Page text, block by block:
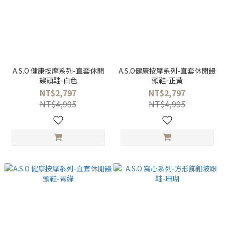
A.S.O 健康按摩系列-直套休閒
饅頭鞋-白色
NT$2,797
NT$4,995
A.S.O健康按摩系列-直套休閒饅
頭鞋-正黃
NT$2,797
NT$4,995